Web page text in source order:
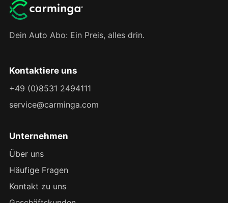
Dein Auto Abo: Ein Preis, alles drin.
Kontaktiere uns
+49 (0)8531 2494111
service@carminga.com
Unternehmen
Über uns
Häufige Fragen
Kontakt zu uns